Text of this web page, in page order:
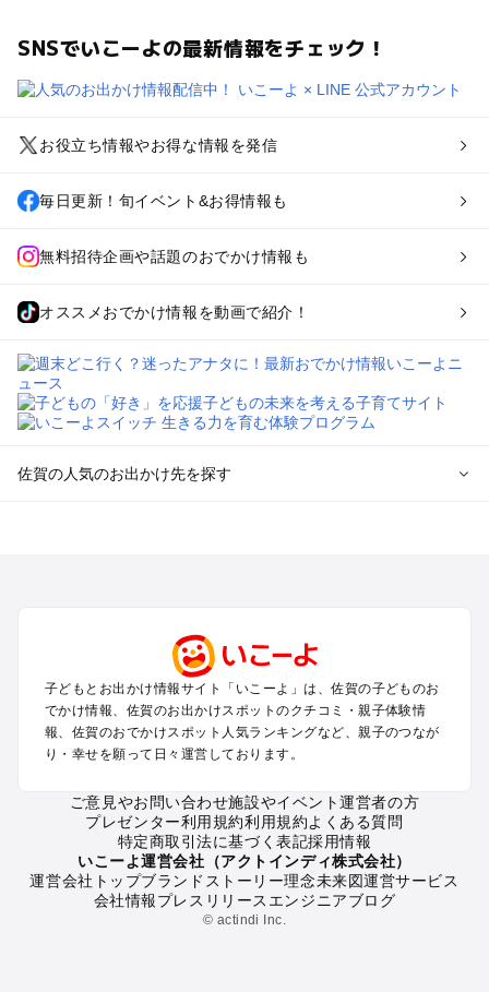
SNSでいこーよの最新情報をチェック！
お役立ち情報やお得な情報を発信
毎日更新！旬イベント&お得情報も
無料招待企画や話題のおでかけ情報も
オススメおでかけ情報を動画で紹介！
佐賀の人気のお出かけ先を探す
伊万里・有田のプールお出かけ
佐賀の定番お出かけスポット
佐賀の遊園地
佐賀の動物園
佐賀の釣り
佐賀の牧場
佐賀のプール
佐賀のアスレチック
佐賀の公園・総合公園
子どもとお出かけ情報サイト「いこーよ」は、佐賀の子どものお
でかけ情報、佐賀のお出かけスポットのクチコミ・親子体験情
報、佐賀のおでかけスポット人気ランキングなど、親子のつなが
り・幸せを願って日々運営しております。
ご意見やお問い合わせ施設やイベント運営者の方
プレゼンター利用規約利用規約よくある質問
特定商取引法に基づく表記採用情報
いこーよ運営会社（アクトインディ株式会社）
運営会社トップブランドストーリー理念未来図運営サービス
会社情報プレスリリース エンジニアブログ
© actindi Inc.